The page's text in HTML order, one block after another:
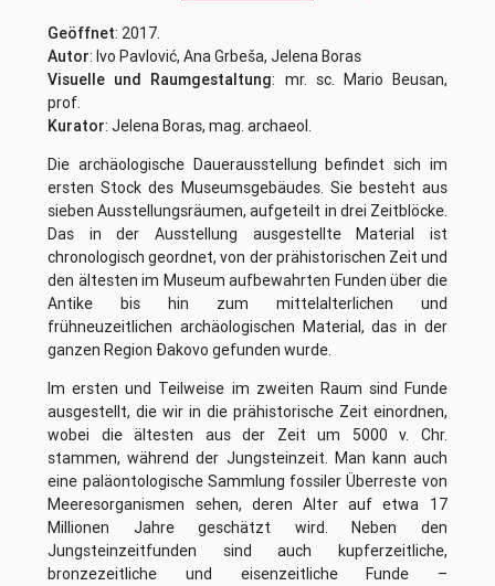
Geöffnet: 2017.
Autor: Ivo Pavlović, Ana Grbeša, Jelena Boras
Visuelle und Raumgestaltung: mr. sc. Mario Beusan,
prof.
Kurator: Jelena Boras, mag. archaeol.
Die archäologische Dauerausstellung befindet sich im
ersten Stock des Museumsgebäudes. Sie besteht aus
sieben Ausstellungsräumen, aufgeteilt in drei Zeitblöcke.
Das in der Ausstellung ausgestellte Material ist
chronologisch geordnet, von der prähistorischen Zeit und
den ältesten im Museum aufbewahrten Funden über die
Antike bis hin zum mittelalterlichen und
frühneuzeitlichen archäologischen Material, das in der
ganzen Region Đakovo gefunden wurde.
Im ersten und Teilweise im zweiten Raum sind Funde
ausgestellt, die wir in die prähistorische Zeit einordnen,
wobei die ältesten aus der Zeit um 5000 v. Chr.
stammen, während der Jungsteinzeit. Man kann auch
eine paläontologische Sammlung fossiler Überreste von
Meeresorganismen sehen, deren Alter auf etwa 17
Millionen Jahre geschätzt wird. Neben den
Jungsteinzeitfunden sind auch kupferzeitliche,
bronzezeitliche und eisenzeitliche Funde –